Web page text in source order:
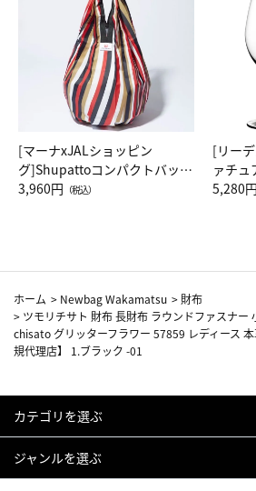
[マーナxJALショッピン
グ]Shupattoコンパクトバッグ
Drop JAL客室乗務員（LC）ス
3,960円 （税込）
[リー
ァチュ
ト（レ
5,280円
ホーム > Newbag Wakamatsu > 財布
> ツモリチサト 財布 長財布 ラウンドファスナ
chisato グリッターフラワー 57859 レディース
規代理店】 1.ブラック -01
カテゴリを選ぶ
ジャンルを選ぶ